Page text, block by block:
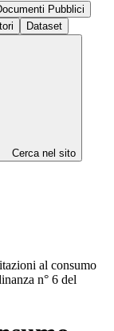
Pubblici
Dataset
Cerca nel sito
al consumo
n° 6 del